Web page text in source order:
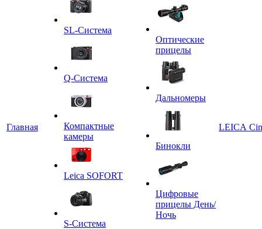
Главная
SL-Система
Q-Cистема
Компактные
камеры
Leica SOFORT
S-Система
Оптические
прицелы
Дальномеры
Бинокли
Цифровые
прицелы День/
Ночь
LEICA